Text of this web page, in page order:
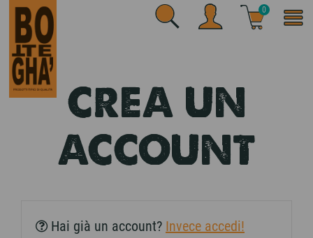
0
CREA UN
ACCOUNT
Hai già un account? Invece accedi!